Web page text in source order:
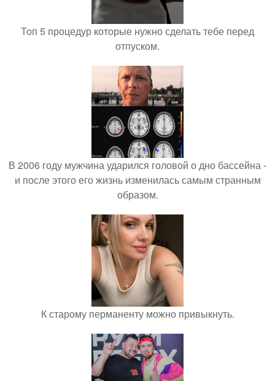
Топ 5 процедур которые нужно сделать тебе перед
отпуском.
В 2006 году мужчина ударился головой о дно бассейна -
и после этого его жизнь изменилась самым странным
образом.
К старому перманенту можно привыкнуть.